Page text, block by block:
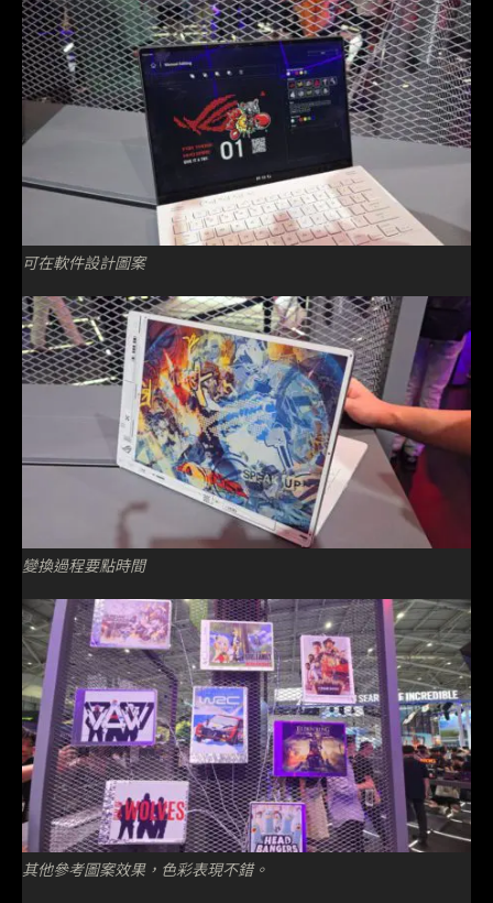
可在軟件設計圖案
變換過程要點時間
其他參考圖案效果，色彩表現不錯。